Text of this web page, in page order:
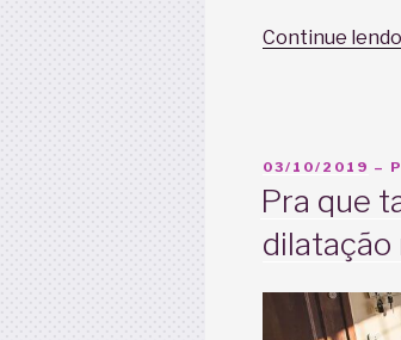
Continue lendo
PUBLICADO
03/10/2019 –
Pra que
dilatação